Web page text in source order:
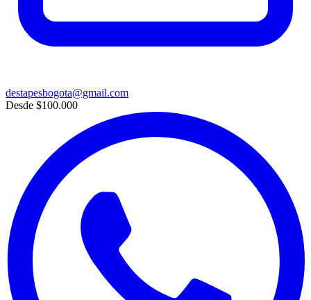
destapesbogota@gmail.com
Desde $100.000